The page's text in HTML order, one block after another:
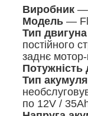
Виробник —
Модель —
Тип двигуна
постійного
заднє
Потужність
Тип
по 12V /